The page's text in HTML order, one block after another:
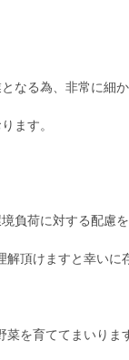
なる為、非常に細
ます。
負荷に対する配慮を
頂けますと幸いに
を育ててまいりま